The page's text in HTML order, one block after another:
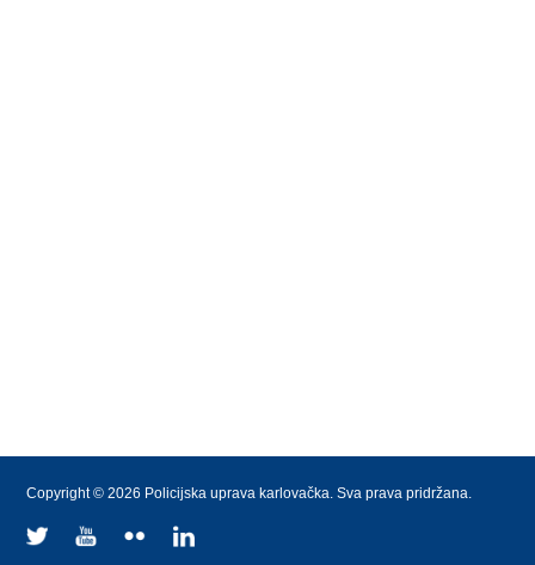
Copyright © 2026 Policijska uprava karlovačka. Sva prava pridržana.